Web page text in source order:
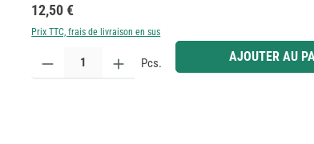
Prix régulier :
12,50 €
Prix TTC, frais de livraison en sus
Quantité de produit : Entrez la quantité souhaitée ou utilisez
Pcs. AJOUTER AU